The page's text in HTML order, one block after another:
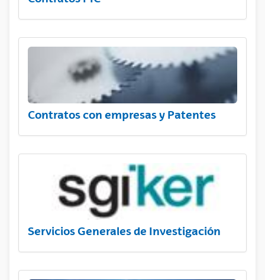
Contratos con empresas y Patentes
Servicios Generales de Investigación